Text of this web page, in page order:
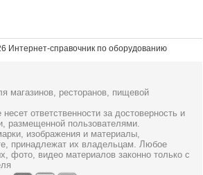
Интернет-справочник по оборудованию
магазинов, ресторанов, пищевой
ответственности за достоверность и
размещенной пользователями.
изображения и материалы,
принадлежат их владельцам. Любое
фото, видео материалов законно только с